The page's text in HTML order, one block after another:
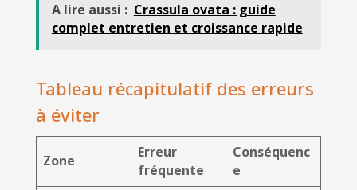
A lire aussi : Crassula ovata : guide
complet entretien et croissance rapide
Tableau récapitulatif des erreurs
à éviter
Zone
Erreur
fréquente
Conséquenc
e